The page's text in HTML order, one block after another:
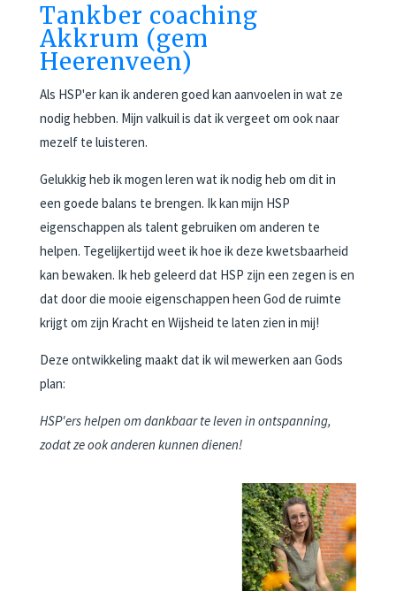
Tankber coaching
Akkrum (gem
Heerenveen)
Als HSP'er kan ik anderen goed kan aanvoelen in wat ze
nodig hebben. Mijn valkuil is dat ik vergeet om ook naar
mezelf te luisteren.
Gelukkig heb ik mogen leren wat ik nodig heb om dit in
een goede balans te brengen. Ik kan mijn HSP
eigenschappen als talent gebruiken om anderen te
helpen. Tegelijkertijd weet ik hoe ik deze kwetsbaarheid
kan bewaken. Ik heb geleerd dat HSP zijn een zegen is en
dat door die mooie eigenschappen heen God de ruimte
krijgt om zijn Kracht en Wijsheid te laten zien in mij!
Deze ontwikkeling maakt dat ik wil mewerken aan Gods
plan:
HSP'ers helpen om dankbaar te leven in ontspanning,
zodat ze ook anderen kunnen dienen!